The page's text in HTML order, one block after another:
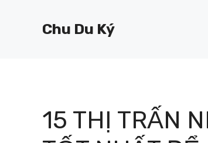
Chu Du Ký
15 THỊ TRẤN